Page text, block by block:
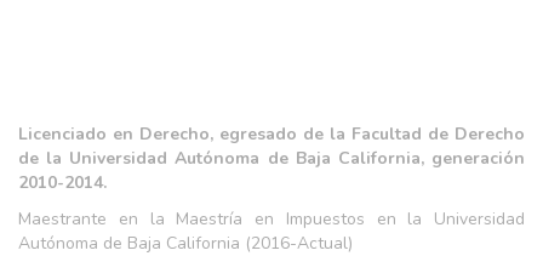
Licenciado en Derecho, egresado de la Facultad de Derecho
de la Universidad Autónoma de Baja California, generación
2010-2014.
Maestrante en la Maestría en Impuestos en la Universidad
Autónoma de Baja California (2016-Actual)